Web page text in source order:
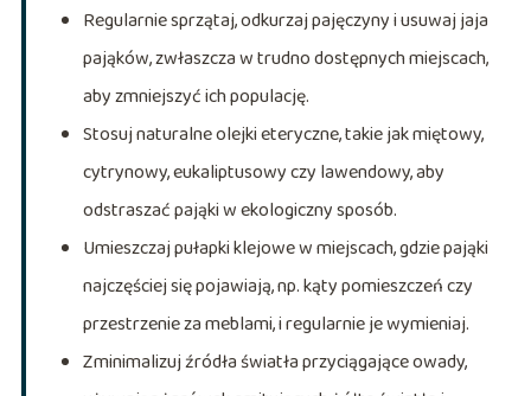
Regularnie sprzątaj, odkurzaj pajęczyny i usuwaj jaja
pająków, zwłaszcza w trudno dostępnych miejscach,
aby zmniejszyć ich populację.
Stosuj naturalne olejki eteryczne, takie jak miętowy,
cytrynowy, eukaliptusowy czy lawendowy, aby
odstraszać pająki w ekologiczny sposób.
Umieszczaj pułapki klejowe w miejscach, gdzie pająki
najczęściej się pojawiają, np. kąty pomieszczeń czy
przestrzenie za meblami, i regularnie je wymieniaj.
Zminimalizuj źródła światła przyciągające owady,